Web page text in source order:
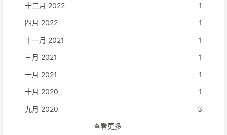
十二月 2022
1
四月 2022
1
十一月 2021
1
三月 2021
1
一月 2021
1
十月 2020
1
九月 2020
3
查看更多